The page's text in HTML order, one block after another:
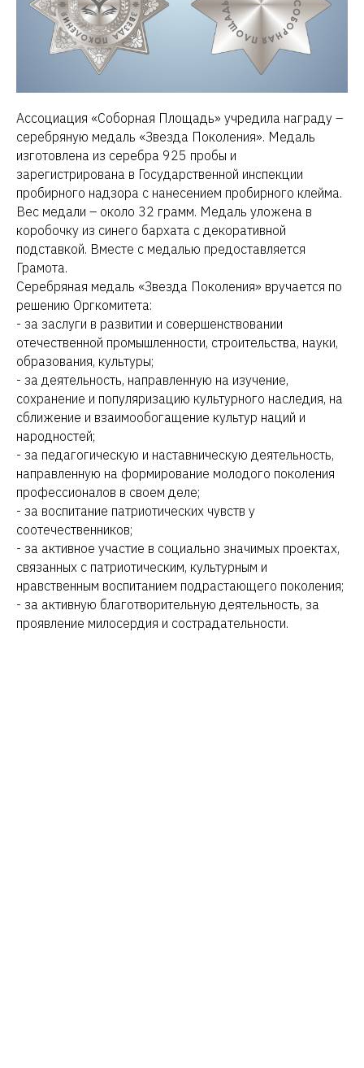
Ассоциация «Соборная Площадь» учредила награду –
серебряную медаль «Звезда Поколения». Медаль
изготовлена из серебра 925 пробы и
зарегистрирована в Государственной инспекции
пробирного надзора с нанесением пробирного клейма.
Вес медали – около 32 грамм. Медаль уложена в
коробочку из синего бархата с декоративной
подставкой. Вместе с медалью предоставляется
Грамота.
Серебряная медаль «Звезда Поколения» вручается по
решению Оргкомитета:
- за заслуги в развитии и совершенствовании
отечественной промышленности, строительства, науки,
образования, культуры;
- за деятельность, направленную на изучение,
сохранение и популяризацию культурного наследия, на
сближение и взаимообогащение культур наций и
народностей;
- за педагогическую и наставническую деятельность,
направленную на формирование молодого поколения
профессионалов в своем деле;
- за воспитание патриотических чувств у
соотечественников;
- за активное участие в социально значимых проектах,
связанных с патриотическим, культурным и
нравственным воспитанием подрастающего поколения;
- за активную благотворительную деятельность, за
проявление милосердия и сострадательности.